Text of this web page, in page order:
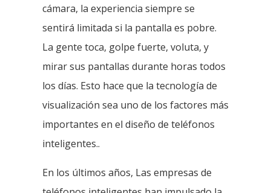
cámara, la experiencia siempre se
sentirá limitada si la pantalla es pobre.
La gente toca, golpe fuerte, voluta, y
mirar sus pantallas durante horas todos
los días. Esto hace que la tecnología de
visualización sea uno de los factores más
importantes en el diseño de teléfonos
inteligentes..
En los últimos años, Las empresas de